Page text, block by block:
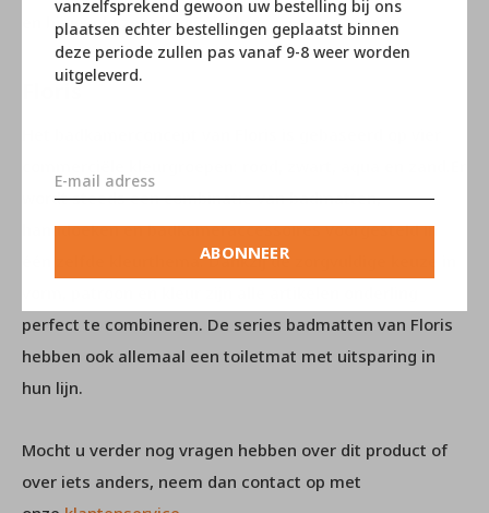
vanzelfsprekend gewoon uw bestelling bij ons
plaatsen echter bestellingen geplaatst binnen
deze periode zullen pas vanaf 9-8 weer worden
uitgeleverd.
ABONNEER
en bijgevolg zeer hygiënisch is.
Floris
wordt steeds een combinatie van badmatten,
handdoeken en badkameraccessoires voorgesteld in
één zelfde kleurthema. Dankzij de zorgvuldige keuze in
perfect te combineren. De series badmatten van Floris
hebben ook allemaal een toiletmat met uitsparing in
hun lijn.
Mocht u verder nog vragen hebben over dit product of
over iets anders, neem dan contact op met